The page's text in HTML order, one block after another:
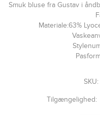
Smuk bluse fra Gustav i
Materiale:63%
SKU:
Tilgængelighed: